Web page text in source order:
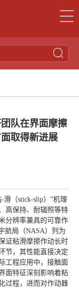
队在界面摩擦
取得新进展
（stick-slip）”机理
高保持、耐辐照等特
分辨率兼具的可靠作
航局（NASA）列为
证粘滑摩擦作动长时
节，其性能直接决定
工程应用中，接触面
面特征深刻影响着粘
过程，进而对作动器